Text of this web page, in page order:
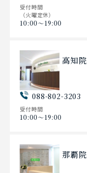
受付時間
（火曜定休）
10:00〜19:00
高知院
088-802-3203
受付時間
10:00〜19:00
那覇院